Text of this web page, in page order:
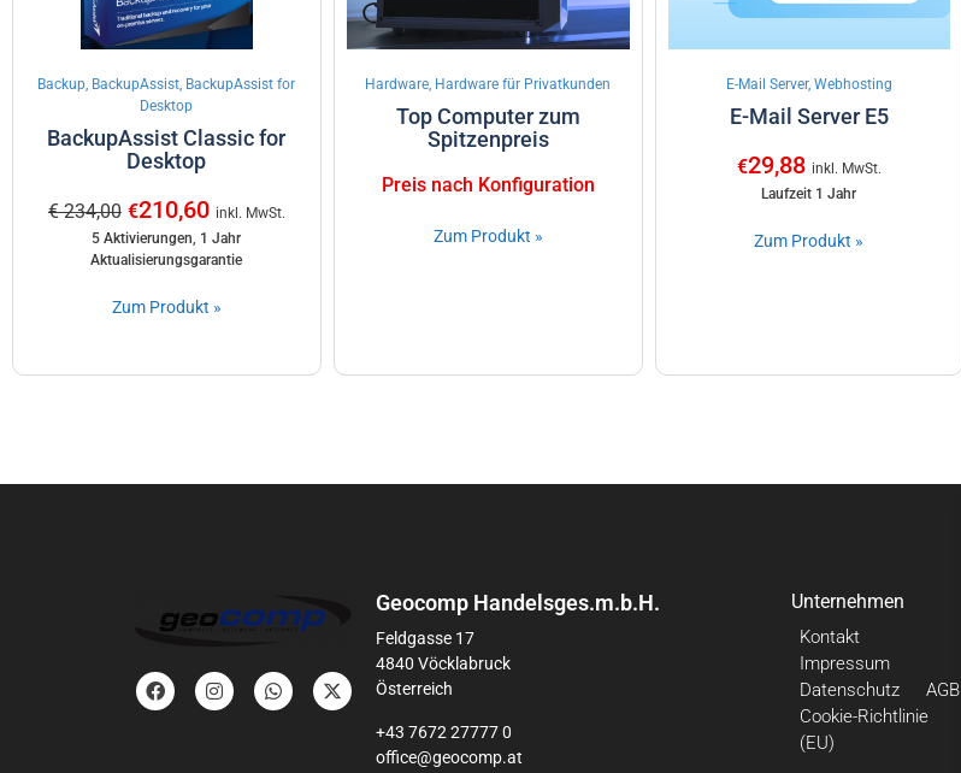
Backup, BackupAssist, BackupAssist for
Desktop
BackupAssist Classic for
Desktop
€ 234,00 €210,60 inkl. MwSt.
5 Aktivierungen, 1 Jahr
Aktualisierungsgarantie
Zum Produkt »
Hardware, Hardware für Privatkunden
Top Computer zum
Spitzenpreis
Preis nach Konfiguration
Zum Produkt »
E-Mail Server, Webhosting
E-Mail Server E5
€29,88 inkl. MwSt.
Laufzeit 1 Jahr
Zum Produkt »
Geocomp Handelsges.m.b.H.
Feldgasse 17
4840 Vöcklabruck
Österreich
+43 7672 27777 0
office@geocomp.at
Unternehmen
Kontakt
Impressum
Datenschutz
AGB
Cookie-Richtlinie
(EU)